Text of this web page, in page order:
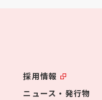
採用情報
ニュース・発行物